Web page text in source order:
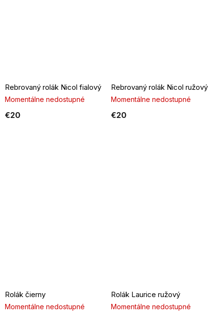
Rebrovaný rolák Nicol fialový
Momentálne nedostupné
€20
Rebrovaný rolák Nicol ružový
Momentálne nedostupné
€20
Rolák čierny
Momentálne nedostupné
Rolák Laurice ružový
Momentálne nedostupné